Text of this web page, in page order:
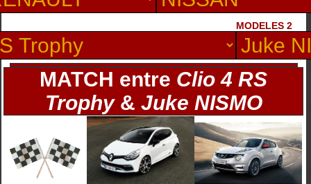
MODELES 2
MATCH entre Clio 4 RS
Trophy& Juke NISMO